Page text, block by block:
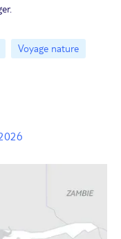
Voyage nature